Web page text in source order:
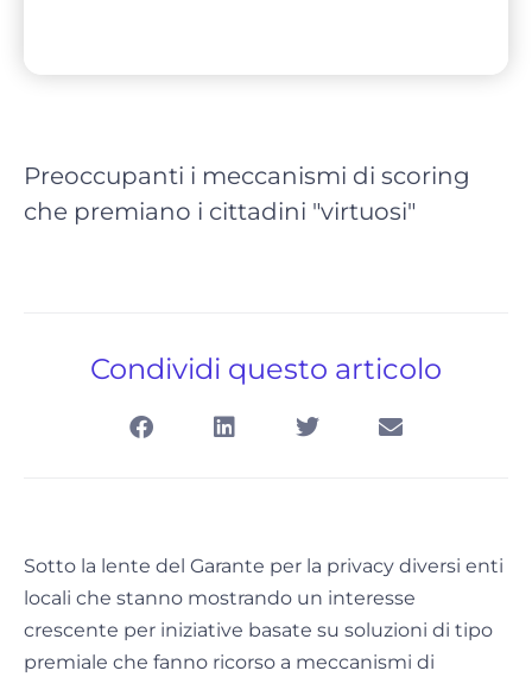
Preoccupanti i meccanismi di scoring
che premiano i cittadini "virtuosi"
Condividi questo articolo
Sotto la lente del Garante per la privacy diversi enti
locali che stanno mostrando un interesse
crescente per iniziative basate su soluzioni di tipo
premiale che fanno ricorso a meccanismi di